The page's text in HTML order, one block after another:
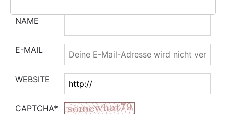
NAME
E-MAIL
WEBSITE
CAPTCHA*